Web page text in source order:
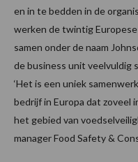
en in te bedden in de
werken de twintig
samen onder de naam
de business unit veelvuldig
‘Het is een uniek
bedrijf in Europa dat zoveel
het gebied van
manager Food Safety &